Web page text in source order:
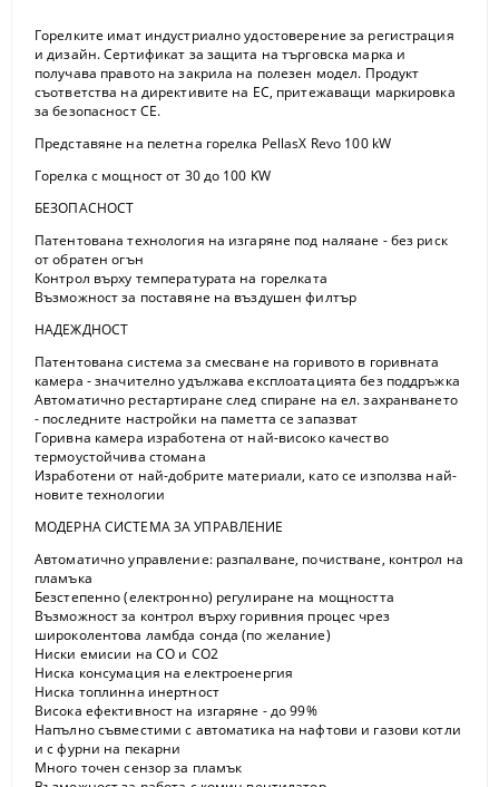
Горелките имат индустриално удостоверение за регистрация
и дизайн. Сертификат за защита на търговска марка и
получава правото на закрила на полезен модел. Продукт
съответства на директивите на ЕС, притежаващи маркировка
за безопасност CE.
Представяне на пелетна горелка PellasX Revo 100 kW
Горелка с мощност от 30 до 100 KW
БЕЗОПАСНОСТ
Патентована технология на изгаряне под наляане - без риск
от обратен огън
Контрол върху температурата на горелката
Възможност за поставяне на въздушен филтър
НАДЕЖДНОСТ
Патентована система за смесване на горивото в горивната
камера - значително удължава експлоатацията без поддръжка
Автоматично рестартиране след спиране на ел. захранването
- последните настройки на паметта се запазват
Горивна камера изработена от най-високо качество
термоустойчива стомана
Изработени от най-добрите материали, като се използва най-
новите технологии
МОДЕРНА СИСТЕМА ЗА УПРАВЛЕНИЕ
Автоматично управление: разпалване, почистване, контрол на
пламъка
Безстепенно (електронно) регулиране на мощността
Възможност за контрол върху горивния процес чрез
широколентова ламбда сонда (по желание)
Ниски емисии на CO и CO2
Ниска консумация на електроенергия
Ниска топлинна инертност
Висока ефективност на изгаряне - до 99%
Напълно съвместими с автоматика на нафтови и газови котли
и с фурни на пекарни
Много точен сензор за пламък